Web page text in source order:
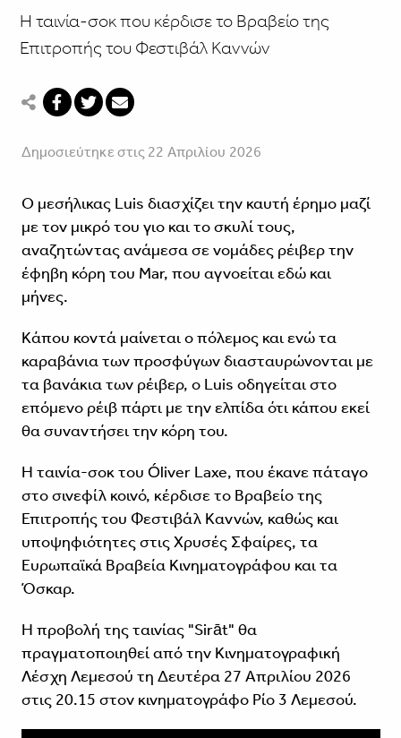
Η ταινία-σοκ που κέρδισε το Βραβείο της
Επιτροπής του Φεστιβάλ Καννών
Δημοσιεύτηκε στις 22 Απριλίου 2026
Ο μεσήλικας Luis διασχίζει την καυτή έρημο μαζί
με τον μικρό του γιο και το σκυλί τους,
αναζητώντας ανάμεσα σε νομάδες ρέιβερ την
έφηβη κόρη του Mar, που αγνοείται εδώ και
μήνες.
Κάπου κοντά μαίνεται ο πόλεμος και ενώ τα
καραβάνια των προσφύγων διασταυρώνονται με
τα βανάκια των ρέιβερ, ο Luis οδηγείται στο
επόμενο ρέιβ πάρτι με την ελπίδα ότι κάπου εκεί
θα συναντήσει την κόρη του.
Η ταινία-σοκ του Óliver Laxe, που έκανε πάταγο
στο σινεφίλ κοινό, κέρδισε το Βραβείο της
Επιτροπής του Φεστιβάλ Καννών, καθώς και
υποψηφιότητες στις Χρυσές Σφαίρες, τα
Ευρωπαϊκά Βραβεία Κινηματογράφου και τα
Όσκαρ.
Η προβολή της ταινίας "Sirāt" θα
πραγματοποιηθεί από την Κινηματογραφική
Λέσχη Λεμεσού τη Δευτέρα 27 Απριλίου 2026
στις 20.15 στον κινηματογράφο Ρίο 3 Λεμεσού.